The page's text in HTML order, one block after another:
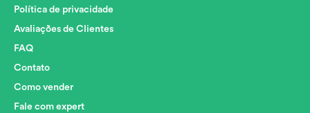
Política de privacidade
Avaliações de Clientes
FAQ
Contato
Como vender
Fale com expert